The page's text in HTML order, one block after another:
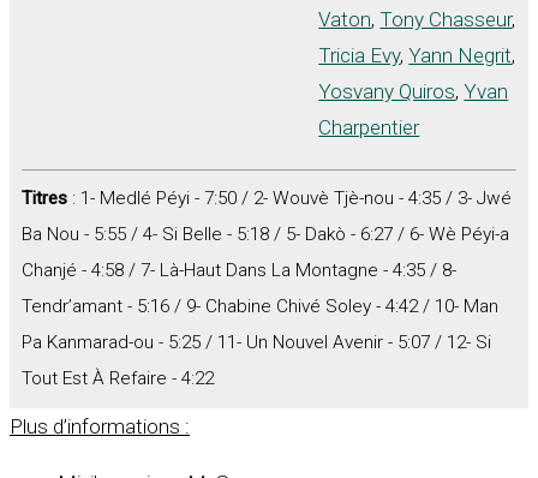
Vaton,Tony Chasseur,
Tricia Evy,Yann Negrit,
Yosvany Quiros,Yvan
Charpentier
Titres : 1- Medlé Péyi - 7:50 / 2- Wouvè Tjè-nou - 4:35 / 3- Jwé
Ba Nou - 5:55 / 4- Si Belle - 5:18 / 5- Dakò - 6:27 / 6- Wè Péyi-a
Chanjé - 4:58 / 7- Là-Haut Dans La Montagne - 4:35 / 8-
Tendr’amant - 5:16 / 9- Chabine Chivé Soley - 4:42 / 10- Man
Pa Kanmarad-ou - 5:25 / 11- Un Nouvel Avenir - 5:07 / 12- Si
Tout Est À Refaire - 4:22
Plus d’informations :